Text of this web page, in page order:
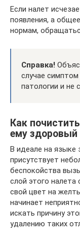
Если налет
появления, а
нормам,
Справка!
случае
патологии и не
Как
ему здоровый
В идеале на языке
присутствует
беспокойства
слой этого
свой цвет на
начинает
искать причину
удалению таких